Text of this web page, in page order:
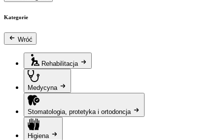
Kategorie
Wróć
Rehabilitacja
Medycyna
Stomatologia, protetyka i ortodoncja
Higiena